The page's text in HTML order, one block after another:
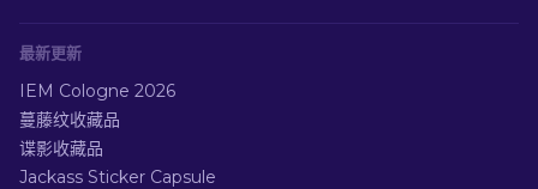
最新更新
IEM Cologne 2026
蔓藤纹收藏品
谍影收藏品
Jackass Sticker Capsule